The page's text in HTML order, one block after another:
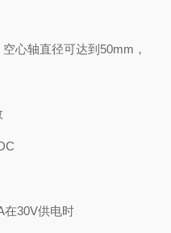
心轴直径可达到50mm，
在30V供电时